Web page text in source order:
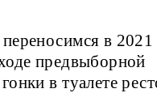
в 2021
предвыборной
в туалете